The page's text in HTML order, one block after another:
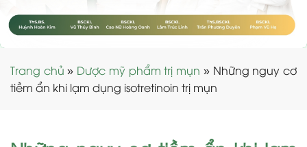
Trang chủ » Dược mỹ phẩm trị mụn » Những nguy cơ
tiềm ẩn khi lạm dụng isotretinoin trị mụn